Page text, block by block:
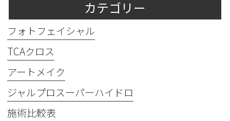
カテゴリー
フォトフェイシャル
TCAクロス
アートメイク
ジャルプロスーパーハイドロ
施術比較表